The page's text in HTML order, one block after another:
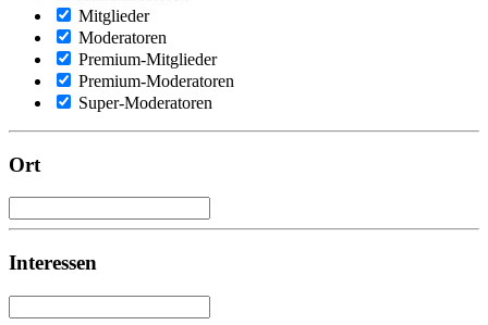
Mitglieder
Moderatoren
Premium-Mitglieder
Premium-Moderatoren
Super-Moderatoren
Ort
Interessen